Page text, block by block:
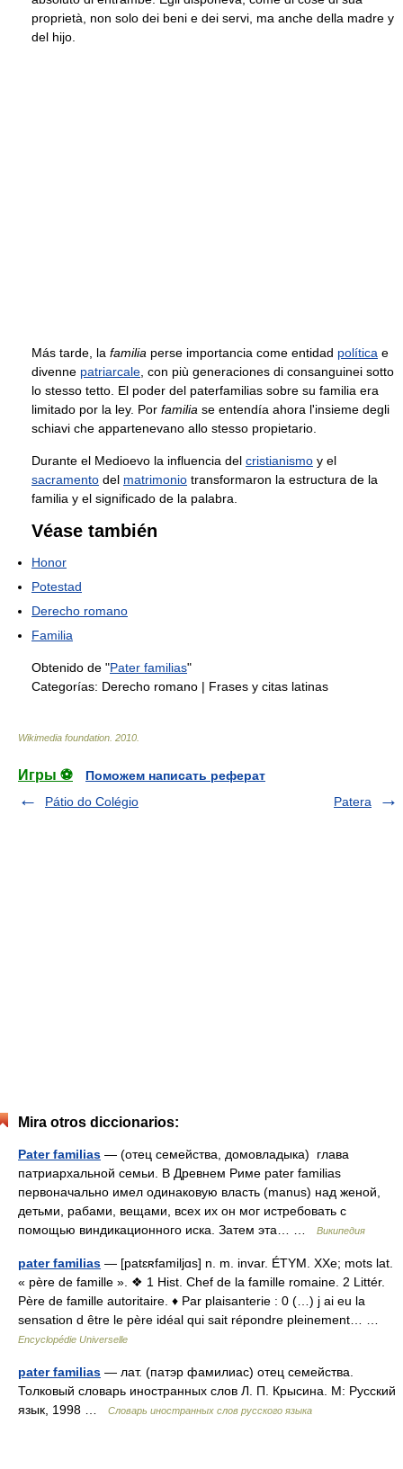
proprietà, non solo dei beni e dei servi, ma anche della madre y
del hijo.
Más tarde, la familia perse importancia come entidad política e
divenne patriarcale , con più generaciones di consanguinei sotto
lo stesso tetto. El poder del paterfamilias sobre su familia era
limitado por la ley. Por familia se entendía ahora l'insieme degli
schiavi che appartenevano allo stesso propietario.
Durante el Medioevo la influencia del cristianismo y el
sacramento del matrimonio transformaron la estructura de la
familia y el significado de la palabra.
Véase también
Honor
Potestad
Derecho romano
Familia
Obtenido de "Pater familias"
Categorías: Derecho romano | Frases y citas latinas
Wikimedia foundation 2010
Игры ⚽
Поможем написать реферат
Pátio do Colégio
Patera
Mira otros diccionarios:
Pater familias — (отец семейства, домовладыка) глава
патриархальной семьи. В Древнем Риме pater familias
первоначально имел одинаковую власть (manus) над женой,
детьми, рабами, вещами, всех их он мог истребовать с
помощью виндикационного иска. Затем эта… …
Википедия
pater familias — [patɛʀfamiljɑs] n. m. invar. ÉTYM. XXe; mots lat.
« père de famille ». ❖ 1 Hist. Chef de la famille romaine. 2 Littér.
Père de famille autoritaire. ♦ Par plaisanterie : 0 (…) j ai eu la
sensation d être le père idéal qui sait répondre pleinement… …
Encyclopédie Universelle
pater familias — лат. (патэр фамилиас) отец семейства.
Толковый словарь иностранных слов Л. П. Крысина. М: Русский
язык, 1998 …
Словарь иностранных слов русского языка